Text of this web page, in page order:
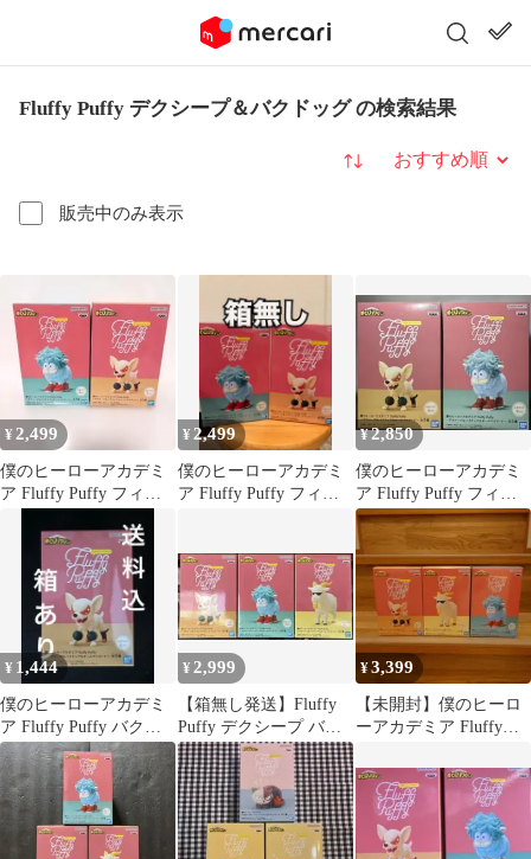
Fluffy Puffy デクシープ＆バクドッグ の検索結果
販売中のみ表示
並び替え
¥2,499
僕のヒーローアカデミ
ア Fluffy Puffy フィギ
¥ 2,499
僕のヒーローアカデミ
ア Fluffy Puffy フィギ
¥2,850
僕のヒーローアカデミ
ア Fluffy Puffy フィギ
ュア 2種
¥ 1,444
僕のヒーローアカデミ
ア Fluffy Puffy バクド
ッグ フィギュア
¥ 2,999
【箱無し発送】Fluffy
Puffy デクシープ バク
ドッグ オールマイゴー
ト
¥3,399
【未開封】僕のヒーロ
ーアカデミア Fluffy